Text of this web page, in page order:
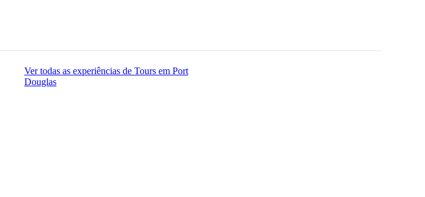
Ver todas as experiências de Tours em Port
Douglas